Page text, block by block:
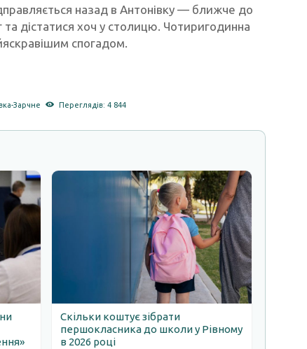
назад в Антонівку — ближче до
та дістатися хоч у столицю. Чотиригодинна
спогадом.
Зарчне Переглядів: 4 844
Скільки коштує зібрати
першокласника до школи у Рівному
в 2026 році